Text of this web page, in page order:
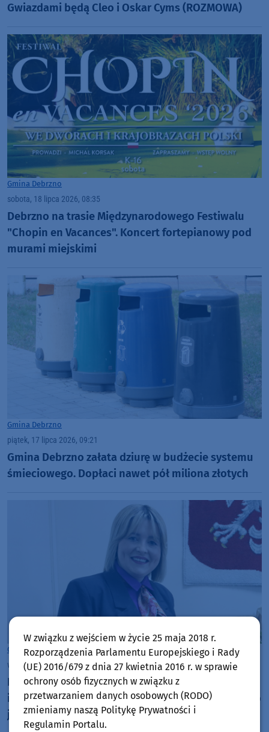
Gwiazdami będą Cleo i Oskar Cyms (ROZMOWA)
Gmina Debrzno
sobota, 18 lipca 2026, 08:35
Debrzno na trasie Międzynarodowego Festiwalu
"Chopin en Vacances". Koncert fortepianowy pod
murami miejskimi
Gmina Debrzno
piątek, 17 lipca 2026, 09:21
Gmina Debrzno załata dziurę w budżecie systemu
śmieciowego. Dopłaci nawet pół miliona złotych
Gmina Debrzno
wtorek, 14 lipca 2026, 08:37
Burmistrz Debrzna Marta Urbańska z absolutorium
i wotum zaufania. Przy drugim głosowaniu nie było
jednomyślności
W związku z wejściem w życie 25 maja 2018 r.
Rozporządzenia Parlamentu Europejskiego i Rady
(UE) 2016/679 z dnia 27 kwietnia 2016 r. w sprawie
ochrony osób fizycznych w związku z
przetwarzaniem danych osobowych (RODO)
zmieniamy naszą Politykę Prywatności i
Regulamin Portalu.